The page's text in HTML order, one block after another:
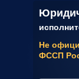
Не
ФССП